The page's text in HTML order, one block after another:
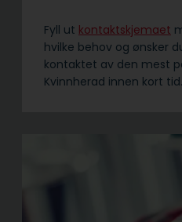
Fyll ut kontaktskjemaet
hvilke behov og ønsker
kontaktet av den mest
Kvinnherad innen kort tid.